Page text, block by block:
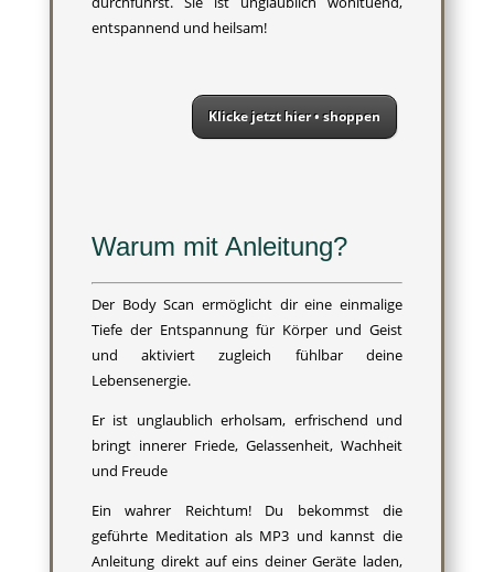
entspannend und heilsam!
Klicke jetzt hier • shoppen
Warum mit Anleitung?
Der Body Scan ermöglicht dir eine einmalige
Tiefe der Entspannung für Körper und Geist
und aktiviert zugleich fühlbar deine
Lebensenergie.
Er ist unglaublich erholsam, erfrischend und
bringt innerer Friede, Gelassenheit, Wachheit
und Freude
Ein wahrer Reichtum! Du bekommst die
geführte Meditation als MP3 und kannst die
Anleitung direkt auf eins deiner Geräte laden,